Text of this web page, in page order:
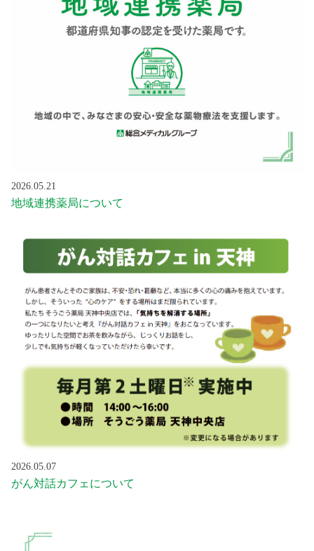
2026.05.21
地域連携薬局について
2026.05.07
がん対話カフェについて